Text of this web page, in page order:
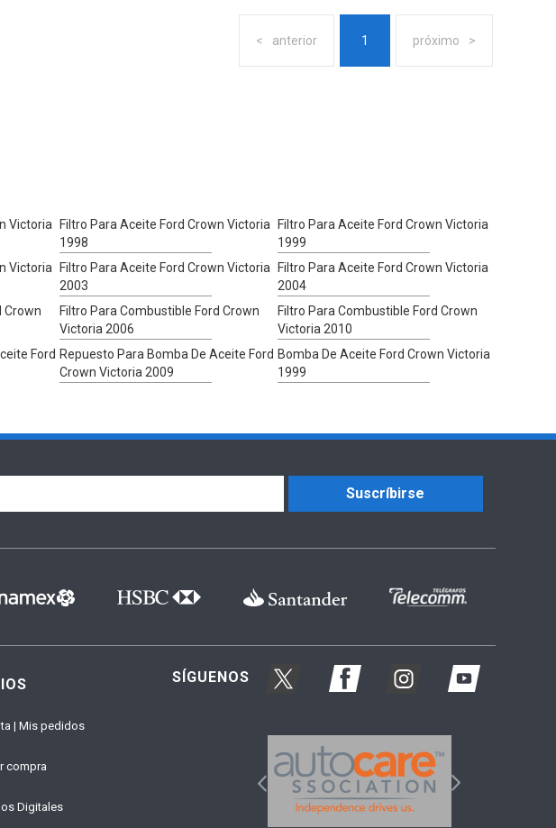
anterior 1 próximo
Victoria
Filtro Para Aceite Ford Crown Victoria
1998
Filtro Para Aceite Ford Crown Victoria
1999
Victoria
Filtro Para Aceite Ford Crown Victoria
2003
Filtro Para Aceite Ford Crown Victoria
2004
Crown
Filtro Para Combustible Ford Crown
Victoria 2006
Filtro Para Combustible Ford Crown
Victoria 2010
Ford Repuesto Para Bomba De Aceite Ford
Crown Victoria 2009
Bomba De Aceite Ford Crown Victoria
1999
Suscríbirse
| Mis pedidos
compra
Digitales
SÍGUENOS